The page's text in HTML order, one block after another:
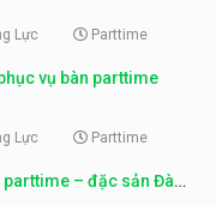
Lực Parttime
vụ bàn parttime
Lực Parttime
parttime – đặc sản Đà